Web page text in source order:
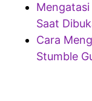
Saat
Cara
Stumble